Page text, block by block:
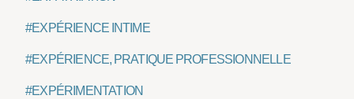
#EXPÉRIENCE INTIME
#EXPÉRIENCE, PRATIQUE PROFESSIONNELLE
#EXPÉRIMENTATION